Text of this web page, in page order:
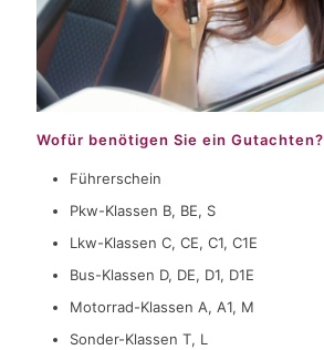
Wofür benötigen Sie ein Gutachten?
Führerschein
Pkw-Klassen B, BE, S
Lkw-Klassen C, CE, C1, C1E
Bus-Klassen D, DE, D1, D1E
Motorrad-Klassen A, A1, M
Sonder-Klassen T, L